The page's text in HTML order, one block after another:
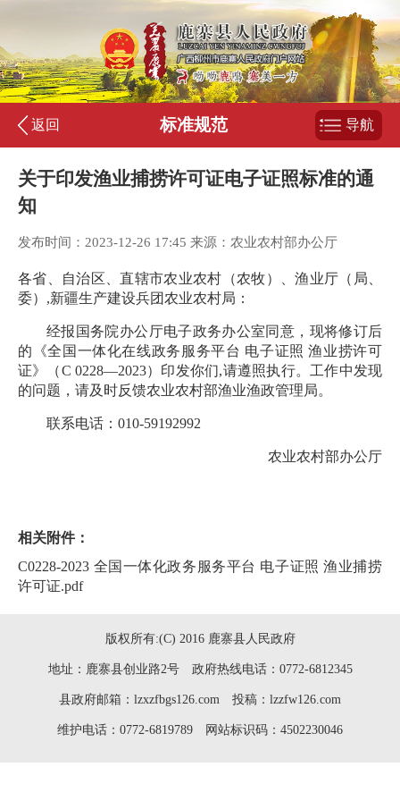
返回 标准规范 导航
关于印发渔业捕捞许可证电子证照标准的通
知
发布时间：2023-12-26 17:45 来源：农业农村部办公厅
各省、自治区、直辖市农业农村（农牧）、渔业厅（局、
委）,新疆生产建设兵团农业农村局：
经报国务院办公厅电子政务办公室同意，现将修订后
的《全国一体化在线政务服务平台 电子证照 渔业捞许可
证》（C 0228—2023）印发你们,请遵照执行。工作中发现
的问题，请及时反馈农业农村部渔业渔政管理局。
联系电话：010-59192992
农业农村部办公厅
相关附件：
C0228-2023 全国一体化政务服务平台 电子证照 渔业捕捞
许可证.pdf
版权所有:(C) 2016 鹿寨县人民政府
地址：鹿寨县创业路2号 政府热线电话：0772-6812345
县政府邮箱：lzxzfbgs126.com 投稿：lzzfw126.com
维护电话：0772-6819789 网站标识码：4502230046